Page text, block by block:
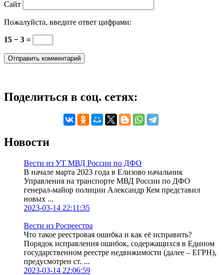
Сайт
Пожалуйста, введите ответ цифрами:
15 − 3 =
Поделиться в соц. сетях:
Новости
Вести из УТ МВД России по ДФО
В начале марта 2023 года в Елизово начальник
Управления на транспорте МВД России по ДФО
генерал-майор полиции Александр Кем представил
новых ...
2023-03-14 22:11:35
Вести из Росреестра
Что такое реестровая ошибка и как её исправить?
Порядок исправления ошибок, содержащихся в Едином
государственном реестре недвижимости (далее – ЕГРН),
предусмотрен ст. ...
2023-03-14 22:06:59